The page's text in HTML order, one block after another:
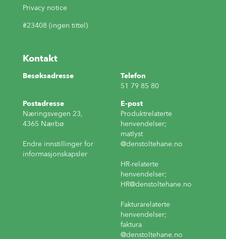
Privacy notice
#23408 (ingen tittel)
Kontakt
Besøksadresse
Telefon
51 79 85 80
Postadresse
Næringsvegen 23,
4365 Nærbø
Endre innstillinger for
informasjonskapsler
E-post
Produktrelaterte
henvendelser;
matlyst
@denstoltehane.no
HR-relaterte
henvendelser;
HR@denstoltehane.no
Fakturarelaterte
henvendelser;
faktura
@denstoltehane.no